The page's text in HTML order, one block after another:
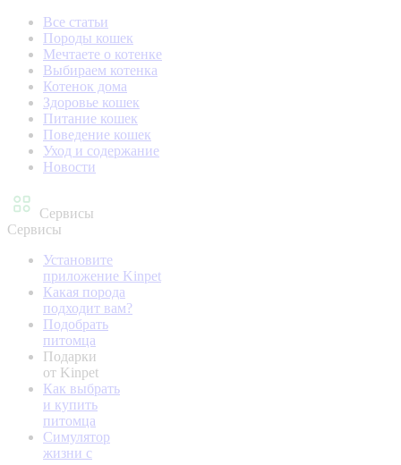
Все статьи
Породы кошек
Мечтаете о котенке
Выбираем котенка
Котенок дома
Здоровье кошек
Питание кошек
Поведение кошек
Уход и содержание
Новости
Сервисы
Сервисы
Установите
приложение Kinpet
Какая порода
подходит вам?
Подобрать
питомца
Подарки
от Kinpet
Как выбрать
и купить
питомца
Симулятор
жизни с